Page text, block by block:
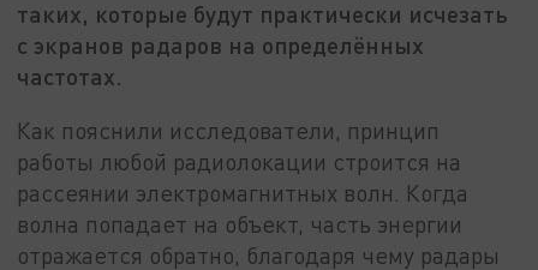
таких, которые будут практически исчезать
с экранов радаров на определённых
частотах.
Как пояснили исследователи, принцип
работы любой радиолокации строится на
рассеянии электромагнитных волн. Когда
волна попадает на объект, часть энергии
отражается обратно, благодаря чему радары